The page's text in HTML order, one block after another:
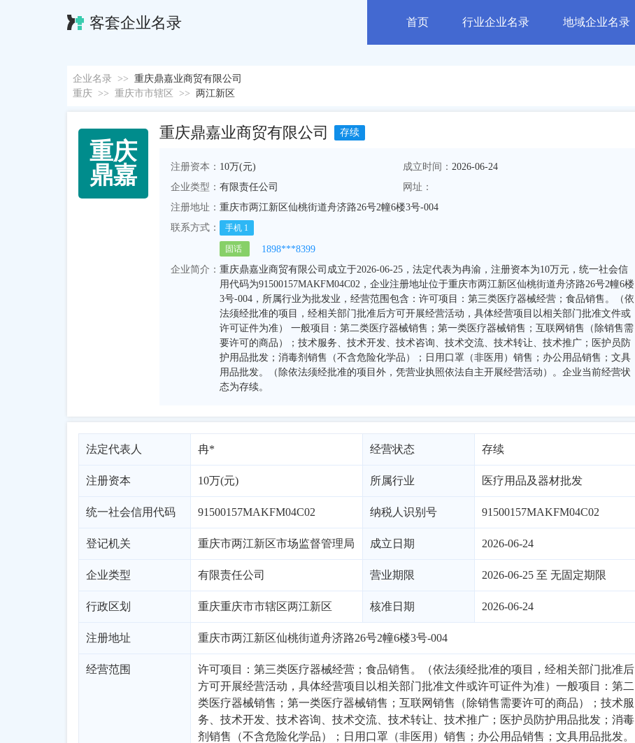
客套企业名录 首页 行业企业名录 地域企业名录
企业名录 >> 重庆鼎嘉业商贸有限公司
重庆 >> 重庆市市辖区 >> 两江新区
重庆
鼎嘉
重庆鼎嘉业商贸有限公司 存续
注册资本： 10万(元) 成立时间： 2026-06-24
企业类型： 有限责任公司
网址：
注册地址： 重庆市两江新区仙桃街道舟济路26号2幢6楼3号-004
联系方式：
手机 1
固话
1898***8399
企业简介： 重庆鼎嘉业商贸有限公司成立于2026-06-25，法定代表为冉渝，注册资本为10万元，统一社会信
用代码为91500157MAKFM04C02，企业注册地址位于重庆市两江新区仙桃街道舟济路26号2幢6楼
3号-004，所属行业为批发业，经营范围包含：许可项目：第三类医疗器械经营；食品销售。（依
法须经批准的项目，经相关部门批准后方可开展经营活动，具体经营项目以相关部门批准文件或
许可证件为准） 一般项目：第二类医疗器械销售；第一类医疗器械销售；互联网销售（除销售需
要许可的商品）；技术服务、技术开发、技术咨询、技术交流、技术转让、技术推广；医护员防
护用品批发；消毒剂销售（不含危险化学品）；日用口罩（非医用）销售；办公用品销售；文具
用品批发。（除依法须经批准的项目外，凭营业执照依法自主开展经营活动）。企业当前经营状
态为存续。
法定代表人 冉* 经营状态 存续
注册资本 10万(元) 所属行业 医疗用品及器材批发
统一社会信用代码 91500157MAKFM04C02 纳税人识别号 91500157MAKFM04C02
登记机关 重庆市两江新区市场监督管理局 成立日期 2026-06-24
企业类型 有限责任公司 营业期限 2026-06-25 至 无固定期限
行政区划 重庆重庆市市辖区两江新区 核准日期 2026-06-24
注册地址 重庆市两江新区仙桃街道舟济路26号2幢6楼3号-004
经营范围
许可项目：第三类医疗器械经营；食品销售。（依法须经批准的项目，经相关部门批准后
方可开展经营活动，具体经营项目以相关部门批准文件或许可证件为准）一般项目：第二
类医疗器械销售；第一类医疗器械销售；互联网销售（除销售需要许可的商品）；技术服
务、技术开发、技术咨询、技术交流、技术转让、技术推广；医护员防护用品批发；消毒
剂销售（不含危险化学品）；日用口罩（非医用）销售；办公用品销售；文具用品批发。